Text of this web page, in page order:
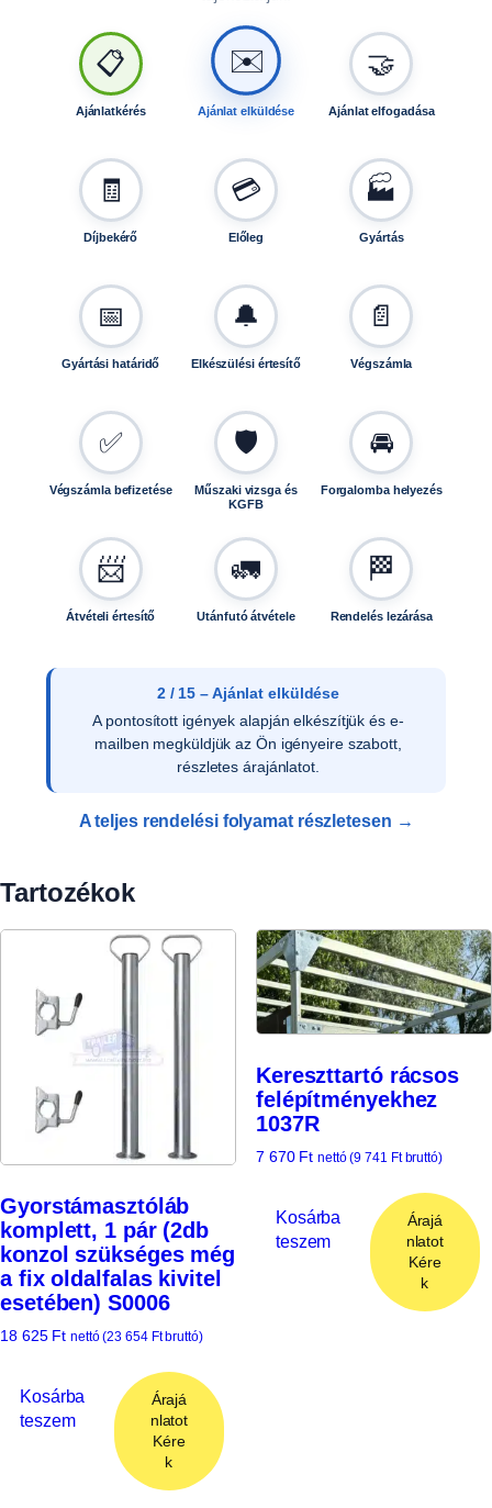
📋
Ajánlatkérés
✉️
Ajánlat elküldése
🤝
Ajánlat elfogadása
🧾
Díjbekérő
💳
Előleg
🏭
Gyártás
📅
Gyártási határidő
🔔
Elkészülési értesítő
📄
Végszámla
✅
Végszámla befizetése
🛡️
Műszaki vizsga és
KGFB
🚘
Forgalomba helyezés
📨
Átvételi értesítő
🚛
Utánfutó átvétele
🏁
Rendelés lezárása
3 / 15 – Ajánlat elfogadása
Az ajánlat írásos elfogadását követően ellenőrizzük
a vevői adatokat, és rendelését rögzítjük
rendszerünkben.
A teljes rendelési folyamat részletesen →
Tartozékok
Gyorstámasztóláb
komplett, 1 pár (2db
konzol szükséges még
a fix oldalfalas kivitel
esetében) S0006
18 625 Ft nettó (23 654 Ftbruttó)
Kosárba
teszem
Árajá
nlatot
Kére
k
Kereszttartó rácsos
felépítményekhez
1037R
7 670 Ft nettó (9 741 Ftbruttó)
Kosárba
teszem
Árajá
nlatot
Kére
k